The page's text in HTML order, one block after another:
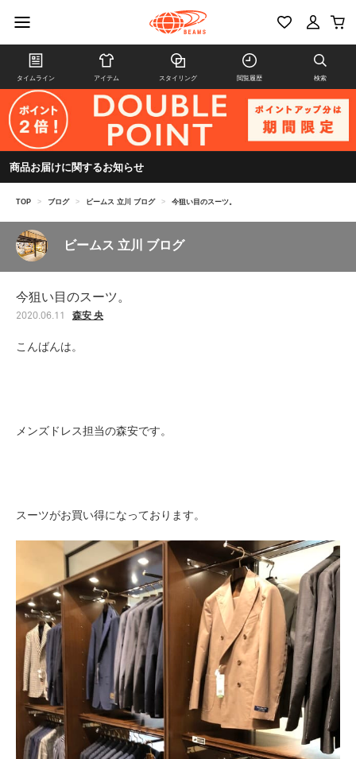
タイムライン アイテム スタイリング 閲覧履歴 検索
商品お届けに関するお知らせ
TOP > ブログ > ビームス 立川 ブログ > 今狙い目のスーツ。
ビームス 立川 ブログ
今狙い目のスーツ。
2020.06.11 森安 央
こんばんは。
メンズドレス担当の森安です。
スーツがお買い得になっております。